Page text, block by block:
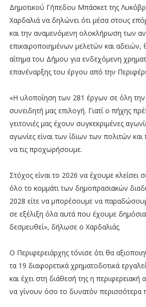
Δημοτικού Γήπεδου Μπάσκετ της
Χαρδαλιά να δηλώνει ότι μέσα στους
και την αναμενόμενη ολοκλήρωση των
επικαιροποιημένων μελετών και αδειών,
αίτημα του Δήμου για ενδεχόμενη
επανέναρξης του έργου από την
«Η υλοποίηση των 281 έργων σε όλη την
συνειδητή μας επιλογή. Γιατί ο πήχης
γειτονιές μας έχουν συγκεκριμένες
αγωνίες είναι των ίδιων των πολιτών
να τις προχωρήσουμε.
Στόχος είναι το 2026 να έχουμε κλείσει
όλο το κομμάτι των δημοπρασιακών
2028 είτε να μπορέσουμε να
σε εξέλιξη όλα αυτά που έχουμε δημόσια
δεσμευθεί», δήλωσε ο Χαρδαλιάς.
Ο Περιφερειάρχης τόνισε ότι θα
τα 19 διαφορετικά χρηματοδοτικά
και έχει στη διάθεσή της η περιφερειακή
να γίνουν όσο το δυνατόν περισσότερα